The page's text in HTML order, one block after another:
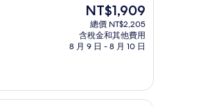
現
在
價
格
NT$1,909
總價 NT$2,205
含稅金和其他費用
8 月 9 日 - 8 月 10 日